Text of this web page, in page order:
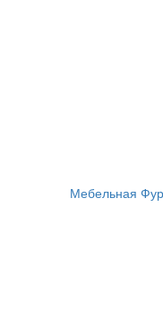
Мебельная